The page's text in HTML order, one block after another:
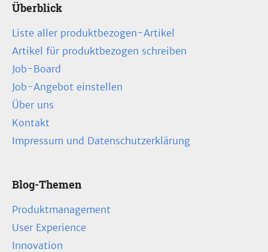
Überblick
Liste aller produktbezogen-Artikel
Artikel für produktbezogen schreiben
Job-Board
Job-Angebot einstellen
Über uns
Kontakt
Impressum und Datenschutzerklärung
Blog-Themen
Produktmanagement
User Experience
Innovation